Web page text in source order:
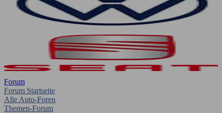
Forum
Forum Startseite
Alle Auto-Foren
Themen-Forum